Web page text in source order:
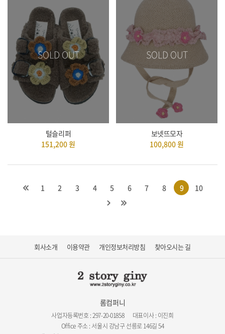
SOLD OUT
털슬리퍼
151,200원
SOLD OUT
보넷뜨모자
100,800원
1 2 3 4 5 6 7 8 9 10
회사소개 이용약관 개인정보처리방침 찾아오시는 길
롬컴퍼니
사업자등록번호 : 297-20-01858
대표이사 : 이진희
Office 주소 : 서울시 강남구 선릉로 146길 54